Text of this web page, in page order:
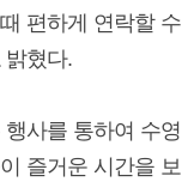
편하게 연락할 수
밝혔다.
사를 통하여 수영
즐거운 시간을 보